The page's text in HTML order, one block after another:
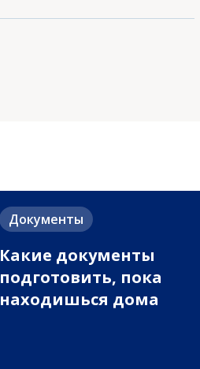
Документы
Какие документы
подготовить, пока
находишься дома